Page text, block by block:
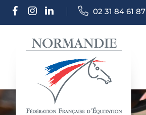
02 31 84 61 87